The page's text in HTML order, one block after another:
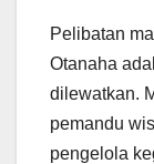
Pelibatan
Otanaha
dilewatkan.
pemandu
pengelola